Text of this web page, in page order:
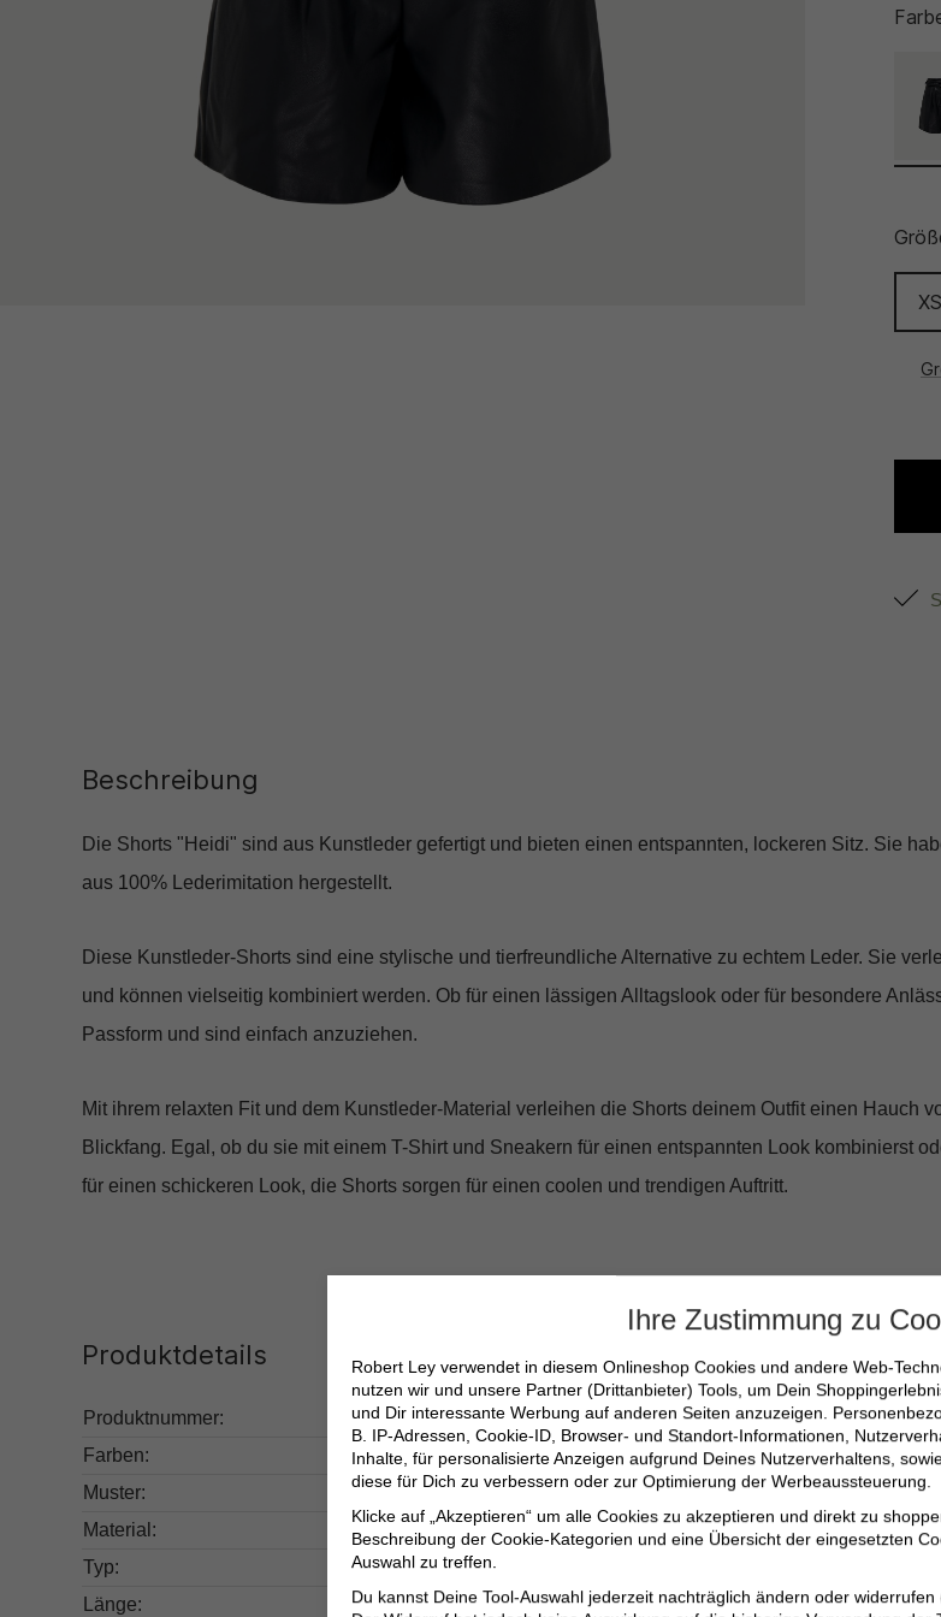
XS
Beschreibung
Die Shorts "Heidi" sind aus Kunstleder gefertigt und bieten einen entspannten, lockeren Sitz. Sie
aus 100% Lederimitation hergestellt.
Diese Kunstleder-Shorts sind eine stylische und tierfreundliche Alternative zu echtem Leder. Sie
und können vielseitig kombiniert werden. Ob für einen lässigen Alltagslook oder für besondere
Passform und sind einfach anzuziehen.
Mit ihrem relaxten Fit und dem Kunstleder-Material verleihen die Shorts deinem Outfit einen Hauch
Blickfang. Egal, ob du sie mit einem T-Shirt und Sneakern für einen entspannten Look kombinierst
für einen schickeren Look, die Shorts sorgen für einen coolen und trendigen Auftritt.
Produktdetails
Produktnummer:
265.15275421-177911-XS
Farben:
Schwarz
Muster:
Unifarben
Material:
Obermaterial: 100% Polyester
Typ:
Casual
Länge:
Kurz
Ihre Zustimmung zu
Robert Ley verwendet in diesem Onlineshop Cookies und andere Web-
nutzen wir und unsere Partner (Drittanbieter) Tools, um Dein
und Dir interessante Werbung auf anderen Seiten anzuzeigen.
B. IP-Adressen, Cookie-ID, Browser- und Standort-Informationen,
Inhalte, für personalisierte Anzeigen aufgrund Deines Nutzerverhaltens,
diese für Dich zu verbessern oder zur Optimierung der Werbeaussteuerung.
Klicke auf „Akzeptieren“ um alle Cookies zu akzeptieren und direkt zu
Beschreibung der Cookie-Kategorien und eine Übersicht der eingesetzten
Auswahl zu treffen.
Du kannst Deine Tool-Auswahl jederzeit nachträglich ändern oder